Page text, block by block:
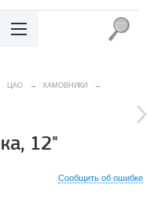
ЦАО → ХАМОВНИКИ
→
12"
Сообщить об ошибке